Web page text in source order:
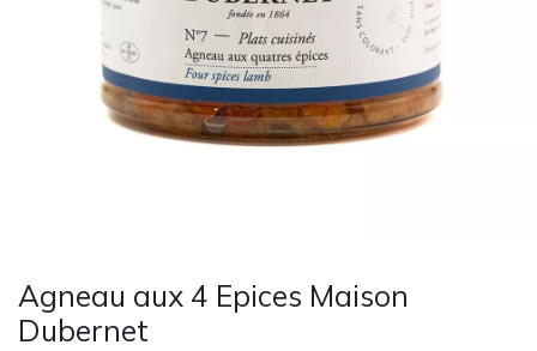
Agneau aux 4 Epices Maison
Dubernet